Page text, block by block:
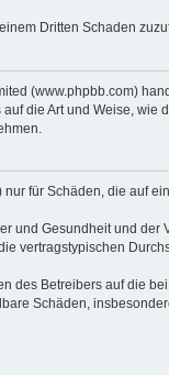
Dritten Schaden
(www.phpbb.com)
die Art und Weise, wie
für Schäden, die auf
und Gesundheit und der
vertragstypischen
des Betreibers auf die
Schäden,